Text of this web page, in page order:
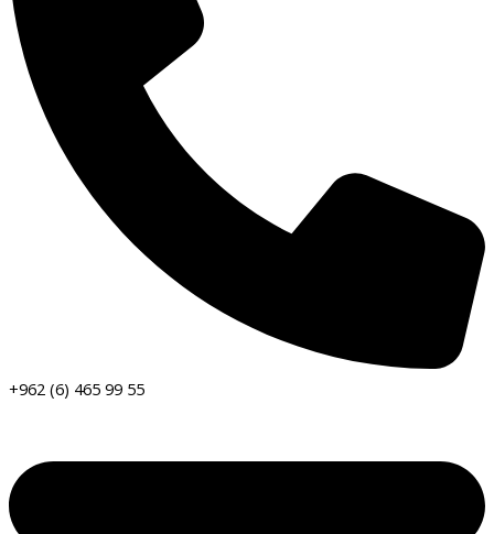
+962 (6) 465 99 55